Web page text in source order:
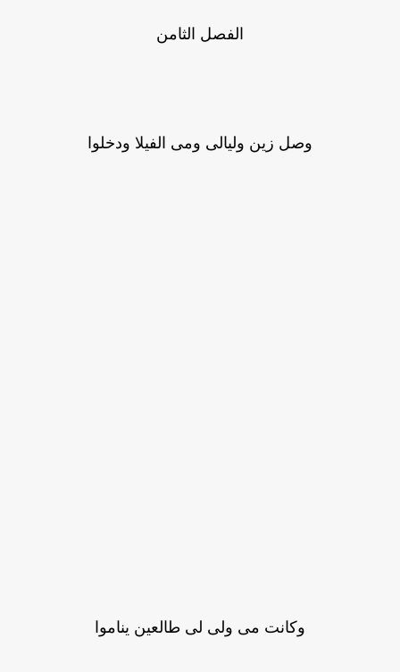
الفصل الثامن
وصل زين وليالى ومى الفيلا ودخلوا
وكانت مى ولى لى طالعين يناموا